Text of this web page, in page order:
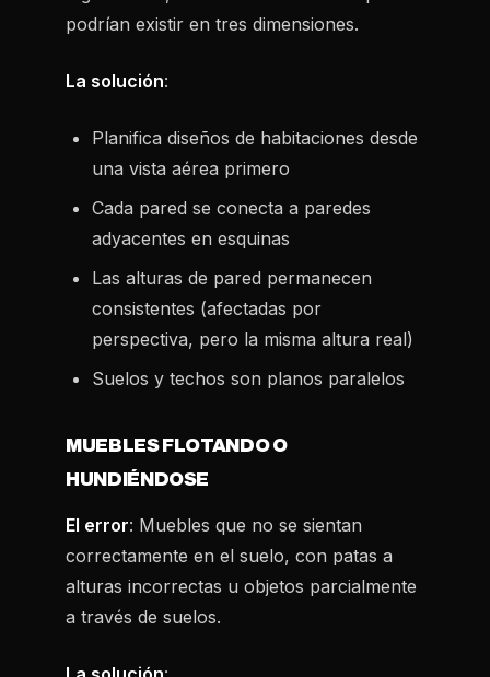
podrían existir en tres dimensiones.
La solución:
Planifica diseños de habitaciones desde
una vista aérea primero
Cada pared se conecta a paredes
adyacentes en esquinas
Las alturas de pared permanecen
consistentes (afectadas por
perspectiva, pero la misma altura real)
Suelos y techos son planos paralelos
MUEBLES FLOTANDO O
HUNDIÉNDOSE
El error: Muebles que no se sientan
correctamente en el suelo, con patas a
alturas incorrectas u objetos parcialmente
a través de suelos.